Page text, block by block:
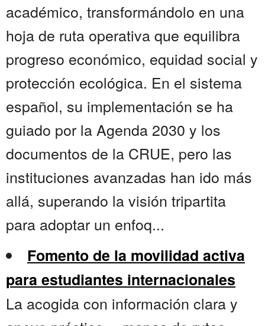
académico, transformándolo en una
hoja de ruta operativa que equilibra
progreso económico, equidad social y
protección ecológica. En el sistema
español, su implementación se ha
guiado por la Agenda 2030 y los
documentos de la CRUE, pero las
instituciones avanzadas han ido más
allá, superando la visión tripartita
para adoptar un enfoq...
Fomento de la movilidad activa
para estudiantes internacionales
La acogida con información clara y